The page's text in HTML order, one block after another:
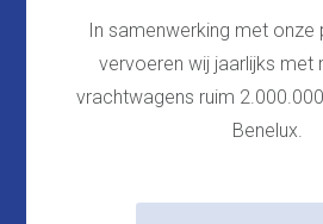
In samenwerking met onze
vervoeren wij jaarlijks met
vrachtwagens ruim
Benelux.